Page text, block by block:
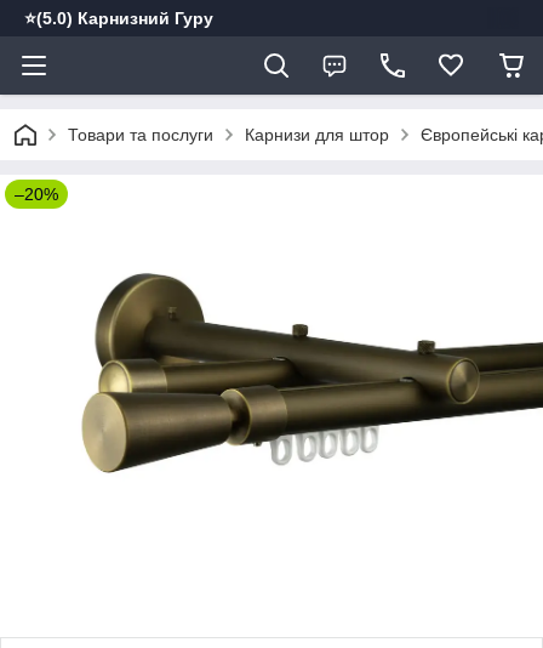
⭐️(5.0) Карнизний Гуру
Товари та послуги Карнизи для штор Європейські
–20%